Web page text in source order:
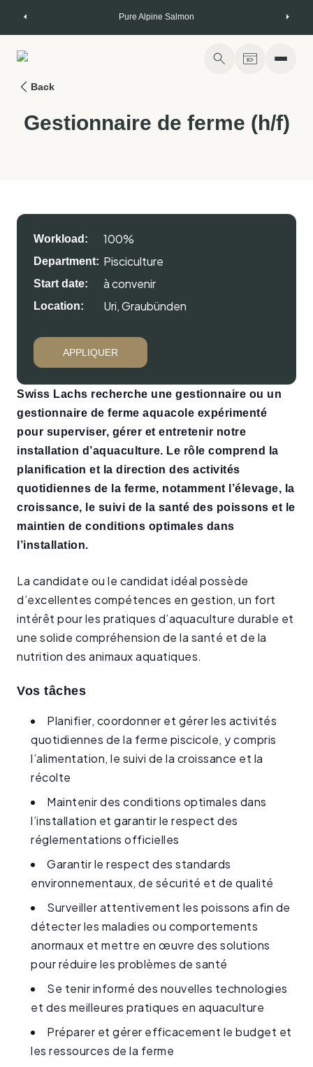
Pure Alpine Salmon
Back
Gestionnaire de ferme (h/f)
Workload: 100%
Department: Pisciculture
Start date: à convenir
Location: Uri, Graubünden
APPLIQUER
Swiss Lachs recherche une gestionnaire ou un
gestionnaire de ferme aquacole expérimenté
pour superviser, gérer et entretenir notre
installation d’aquaculture. Le rôle comprend la
planification et la direction des activités
quotidiennes de la ferme, notamment l’élevage, la
croissance, le suivi de la santé des poissons et le
maintien de conditions optimales dans
l’installation.
La candidate ou le candidat idéal possède
d’excellentes compétences en gestion, un fort
intérêt pour les pratiques d’aquaculture durable et
une solide compréhension de la santé et de la
nutrition des animaux aquatiques.
Vos tâches
Planifier, coordonner et gérer les activités
quotidiennes de la ferme piscicole, y compris
l’alimentation, le suivi de la croissance et la
récolte
Maintenir des conditions optimales dans
l’installation et garantir le respect des
réglementations officielles
Garantir le respect des standards
environnementaux, de sécurité et de qualité
Surveiller attentivement les poissons afin de
détecter les maladies ou comportements
anormaux et mettre en œuvre des solutions
pour réduire les problèmes de santé
Se tenir informé des nouvelles technologies
et des meilleures pratiques en aquaculture
Préparer et gérer efficacement le budget et
les ressources de la ferme